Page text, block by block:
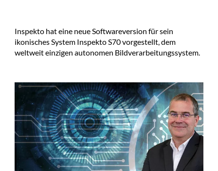
Inspekto hat eine neue Softwareversion für sein
ikonisches System Inspekto S70 vorgestellt, dem
weltweit einzigen autonomen Bildverarbeitungssystem.